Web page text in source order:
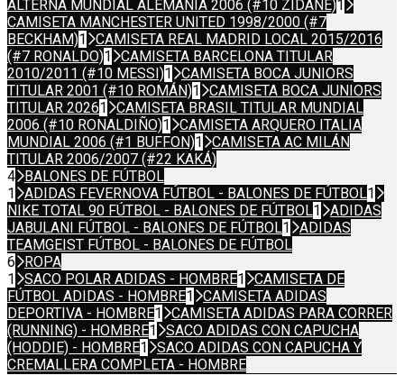
ALTERNA MUNDIAL ALEMANIA 2006 (#10 ZIDANE)1
CAMISETA MANCHESTER UNITED 1998/2000 (#7
BECKHAM)1
CAMISETA REAL MADRID LOCAL 2015/2016
(#7 RONALDO)1
CAMISETA BARCELONA TITULAR
2010/2011 (#10 MESSI)1
CAMISETA BOCA JUNIORS
TITULAR 2001 (#10 ROMÁN)1
CAMISETA BOCA JUNIORS
TITULAR 20261
CAMISETA BRASIL TITULAR MUNDIAL
2006 (#10 RONALDIÑO)1
CAMISETA ARQUERO ITALIA
MUNDIAL 2006 (#1 BUFFON)1
CAMISETA AC MILÁN
TITULAR 2006/2007 (#22 KAKÁ)
4
BALONES DE FÚTBOL
1
ADIDAS FEVERNOVA FÚTBOL - BALONES DE FÚTBOL1
NIKE TOTAL 90 FÚTBOL - BALONES DE FÚTBOL1
ADIDAS
JABULANI FÚTBOL - BALONES DE FÚTBOL1
ADIDAS
TEAMGEIST FÚTBOL - BALONES DE FÚTBOL
6
ROPA
1
SACO POLAR ADIDAS - HOMBRE1
CAMISETA DE
FÚTBOL ADIDAS - HOMBRE1
CAMISETA ADIDAS
DEPORTIVA - HOMBRE1
CAMISETA ADIDAS PARA CORRER
(RUNNING) - HOMBRE1
SACO ADIDAS CON CAPUCHA
(HODDIE) - HOMBRE1
SACO ADIDAS CON CAPUCHA Y
CREMALLERA COMPLETA - HOMBRE